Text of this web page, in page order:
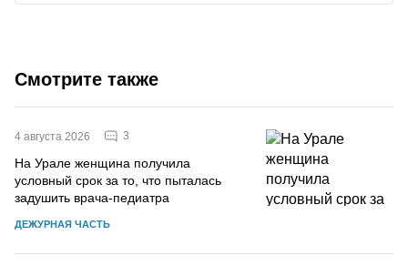
Смотрите также
4 августа 2026 3
На Урале женщина получила
условный срок за то, что пыталась
задушить врача-педиатра
ДЕЖУРНАЯ ЧАСТЬ